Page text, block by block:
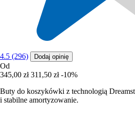
4.5 (296) Dodaj opinię
Od
345,00 zł 311,50 zł -10%
Buty do koszykówki z technologią
i stabilne amortyzowanie.